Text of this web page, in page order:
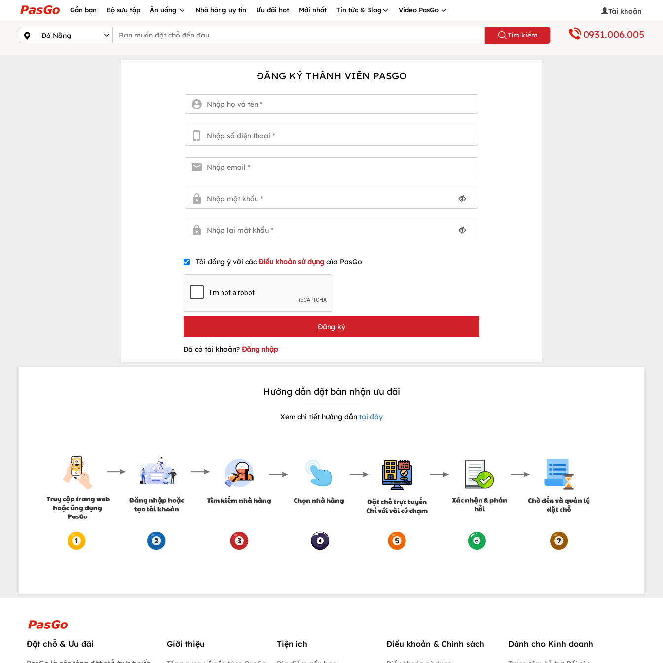
Gần bạn Bộ sưu tập Ăn uống Nhà hàng uy tín Ưu đãi hot Mới nhất Tin tức & Blog Video PasGo Tài khoản
Tìm kiếm 0931.006.005
ĐĂNG KÝ THÀNH VIÊN PASGO
Tôi đồng ý với các Điều khoản sử dụng của PasGo
Đã có tài khoản? Đăng nhập
Hướng dẫn đặt bàn nhận ưu đãi
Xem chi tiết hướng dẫn tại đây
Đặt chỗ & Ưu đãi Giới thiệu Tiện ích Điều khoản & Chính sách Dành cho Kinh doanh